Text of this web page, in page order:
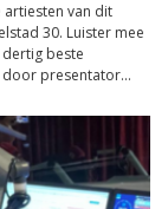
van dit
30. Luister mee
dertig beste
door presentator...